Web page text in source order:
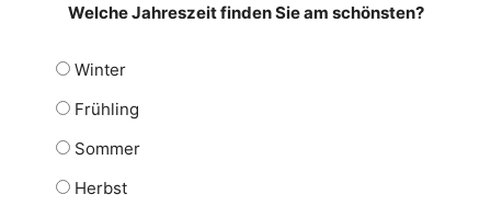
Welche Jahreszeit finden Sie am schönsten?
Winter
Frühling
Sommer
Herbst